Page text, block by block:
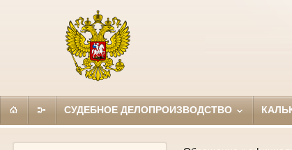
СУДЕБНОЕ ДЕЛОПРОИЗВОДСТВО